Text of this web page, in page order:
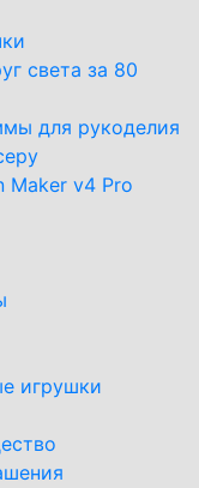
света за 80
для рукоделия
Maker v4 Pro
игрушки